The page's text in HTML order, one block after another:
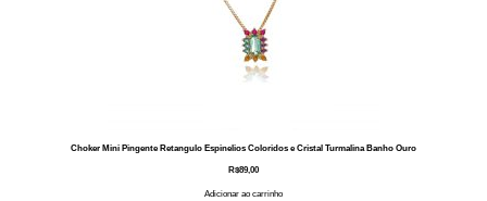
Choker Mini Pingente Retangulo Espinelios Coloridos e Cristal Turmalina Banho Ouro
R$89,00
Adicionar ao carrinho